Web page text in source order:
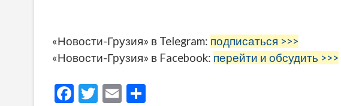
«Новости-Грузия» в Telegram: подписаться >>>
«Новости-Грузия» в Facebook: перейти и обсудить >>>
F
T
E